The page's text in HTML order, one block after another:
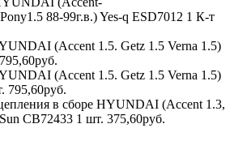
88-99г.в.) Yes-q ESD7012 1 К-т
(Accent 1.5. Getz 1.5 Verna 1.5)
(Accent 1.5. Getz 1.5 Verna 1.5)
795,60руб.
в сборе HYUNDAI (Accent 1.3,
CB72433 1 шт. 375,60руб.